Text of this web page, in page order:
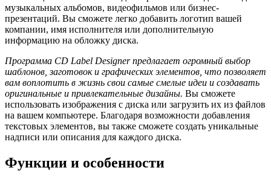
музыкальных альбомов, видеофильмов или бизнес-
презентаций. Вы сможете легко добавить логотип вашей
компании, имя исполнителя или дополнительную
информацию на обложку диска.
Программа CD Label Designer предлагает огромный выбор
шаблонов, заготовок и графических элементов, что позволяет
вам воплотить в жизнь свои самые смелые идеи и создавать
оригинальные и привлекательные дизайны. Вы сможете
использовать изображения с диска или загрузить их из файлов
на вашем компьютере. Благодаря возможности добавления
текстовых элементов, вы также сможете создать уникальные
надписи или описания для каждого диска.
Функции и особенности